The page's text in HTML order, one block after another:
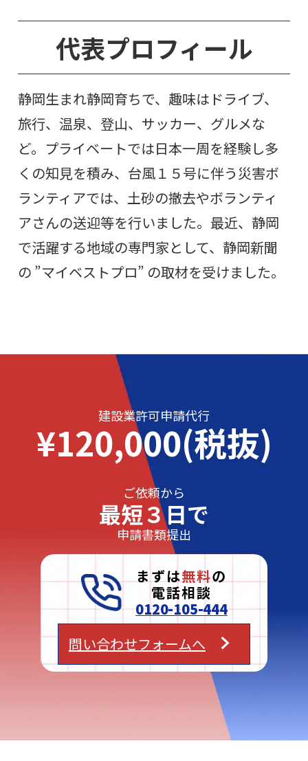
代表プロフィール
静岡生まれ静岡育ちで、趣味はドライブ、
旅行、温泉、登山、サッカー、グルメな
ど。プライベートでは日本一周を経験し多
くの知見を積み、台風１５号に伴う災害ボ
ランティアでは、土砂の撤去やボランティ
アさんの送迎等を行いました。最近、静岡
で活躍する地域の専門家として、静岡新聞
の ”マイベストプロ” の取材を受けました。
建設業許可申請代行
¥120,000(税抜)
ご依頼から
最短３日で
申請書類提出
まずは無料の
電話相談
0120-105-444
問い合わせフォームへ